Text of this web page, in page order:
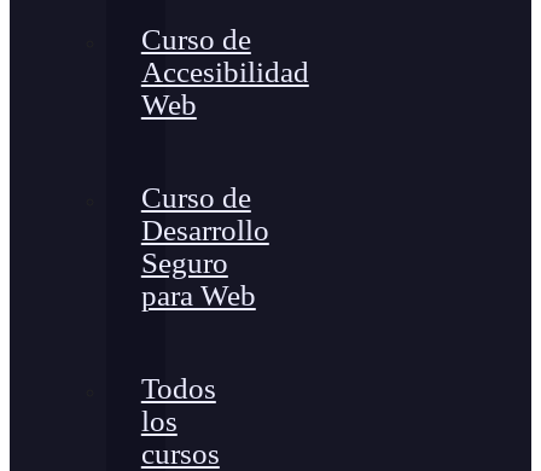
Curso de
Accesibilidad
Web
Curso de
Desarrollo
Seguro
para Web
Todos
los
cursos